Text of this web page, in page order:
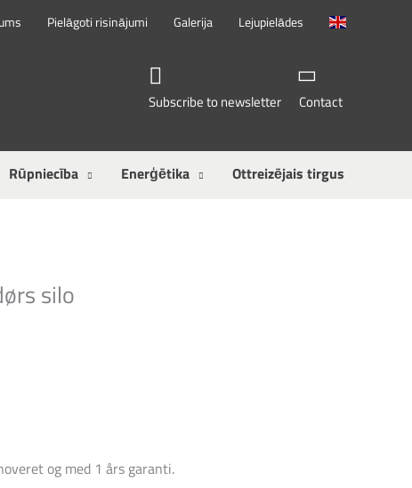
Pielāgoti risinājumi Galerija Lejupielādes
Subscribe to newsletter Contact
Rūpniecība Enerģētika Ottreizējais tirgus
silo
og med 1 års garanti.